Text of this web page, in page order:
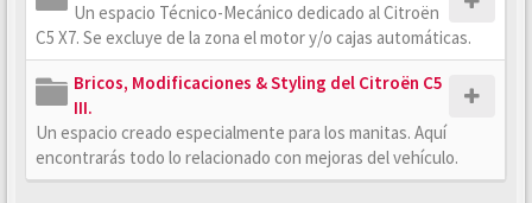
Un espacio Técnico-Mecánico dedicado al Citroën
C5 X7. Se excluye de la zona el motor y/o cajas automáticas.
Bricos, Modificaciones & Styling del Citroën C5
III.
Un espacio creado especialmente para los manitas. Aquí
encontrarás todo lo relacionado con mejoras del vehículo.